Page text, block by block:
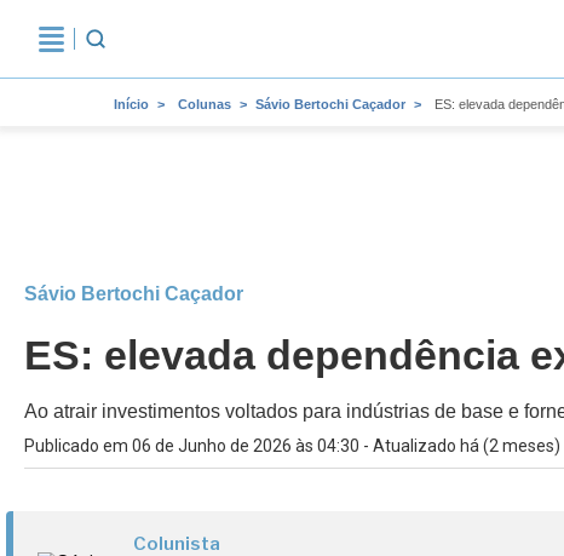
Início Colunas Sávio Bertochi Caçador ES: elevada
Sávio Bertochi Caçador
ES: elevada dependência
Ao atrair investimentos voltados para indústrias de base e
Publicado em 06 de Junho de 2026 às 04:30 - Atualizado há (2 meses)
Colunista